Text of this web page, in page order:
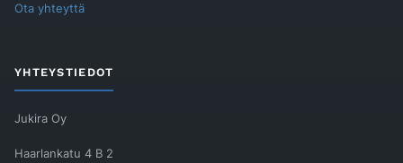
Ota yhteyttä
YHTEYSTIEDOT
Jukira Oy
Haarlankatu 4 B 2